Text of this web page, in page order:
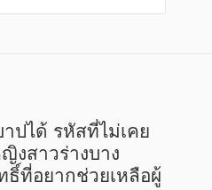
ปได้ รหัสที่ไม่เคย
งสาวร่างบาง
ธิ์ที่อยากช่วยเหลือผู้